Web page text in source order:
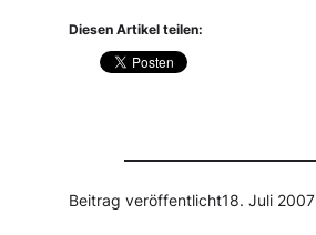
Diesen Artikel teilen:
Beitrag veröffentlicht18. Juli 2007